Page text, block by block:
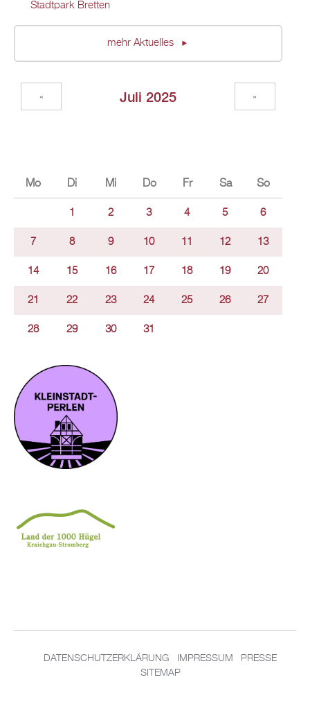
Stadtpark Bretten
mehr Aktuelles
Juli 2025
« »
Mo Di Mi Do Fr Sa So
1 2 3 4 5 6
7 8 9 10 11 12 13
14 15 16 17 18 19 20
21 22 23 24 25 26 27
28 29 30 31
DATENSCHUTZERKLÄRUNG IMPRESSUM
PRESSE
SITEMAP